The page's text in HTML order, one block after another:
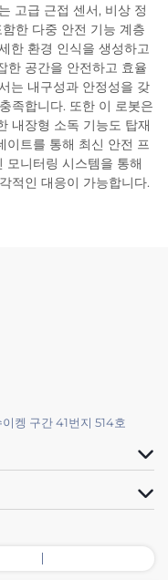
고급 근접 센서, 비상 정
한 다중 안전 기능 계층
한 환경 인식을 생성하고
한 공간을 안전하고 효율
는 내구성과 안정성을 갖
족합니다. 또한 이 로봇은
내장형 소독 기능도 탑재
이트를 통해 최신 안전 프
모니터링 시스템을 통해
적인 대응이 가능합니다.
켕 구간 41번지 514호